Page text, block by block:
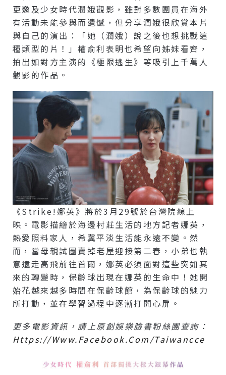
更邀及少女時代潤娥觀影，雖對多數團員在海外
有活動未能參與而遺憾，但分享潤娥很欣賞本片
與自己的演出：「她（潤娥）說之後也想挑戰這
種類型的片！」權俞利表明也希望向姊妹看齊，
拍出如對方主演的《極限逃生》等吸引上千萬人
觀影的作品。
《Strike!娜英》將於3月29號於台灣院線上
映。電影描繪於海邊村莊生活的地方記者娜英，
熱愛照料家人，希冀平淡生活能永遠不變。然
而，當母親試圖賣掉老屋迎接第二春，小弟也執
意遠走高飛前往首爾，娜英必須面對這些突如其
來的轉變時，保齡球出現在娜英的生命中！她開
始花越來越多時間在保齡球館，為保齡球的魅力
所打動，並在學習過程中逐漸打開心扉。
更多電影資訊，請上原創娛樂臉書粉絲團查詢：
Https://www.facebook.com/taiwancce